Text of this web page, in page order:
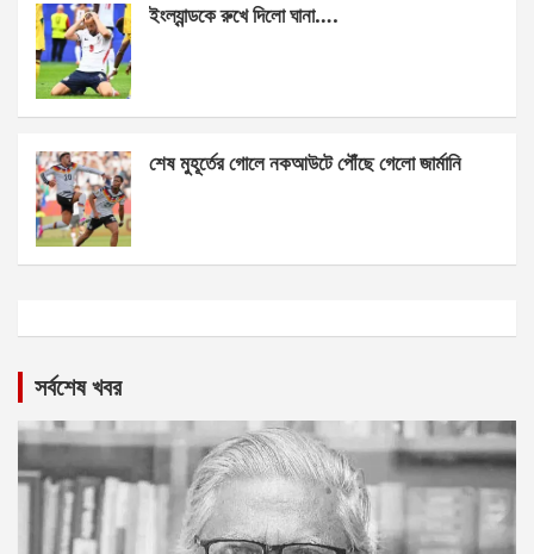
ইংল্যান্ডকে রুখে দিলো ঘানা….
শেষ মুহূর্তের গোলে নকআউটে পৌঁছে গেলো জার্মানি
সর্বশেষ খবর